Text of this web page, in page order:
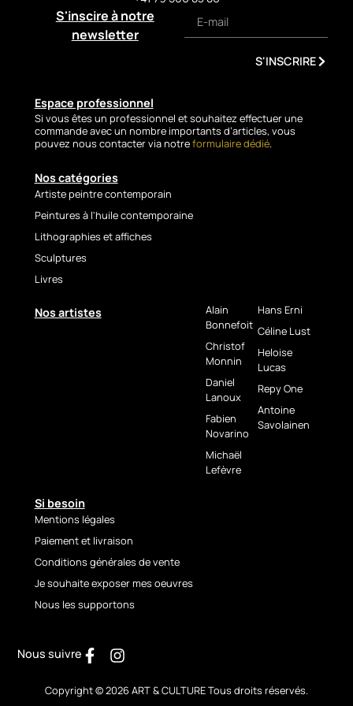
A masterful piece, both
musical and incandescent,
where the piano becomes the
beating heart of an explosion
Technical Sheet
Artist: Christof Monnin
Title:Explosive Pianist
Support: Canvas
Available formats: 92 × 73 cm
/ 116 × 89 cm
Werkpräsentation
– Explosiver
Pianist
Explosive Pianist
entführt
Christof Monnin den
Betrachter in eine wahre
Explosion aus Farbe und
Energie. In Acryl mit dem
Materie.
vibrierenden Hintergrund. Die
S'inscire à notre
newsletter
S'INSCRIRE
Nos catégories
Artiste peintre contemporain
Peintures à l'huile contemporaine
Lithographies et affiches
Sculptures
Livres
Nos artistes
Alain
Bonnefoit
Christof
Monnin
Daniel
Lanoux
Fabien
Novarino
Michaël
Lefèvre
Hans Erni
Céline Lust
Heloise
Lucas
Repy One
Antoine
Savolainen
Si besoin
Mentions légales
Paiement et livraison
Conditions générales de vente
Je souhaite exposer mes oeuvres
Nous les supportons
Espace professionnel
Si vous êtes un professionnel et souhaitez effectuer une
commande avec un nombre importants d’articles, vous
pouvez nous contacter via notreformulaire dédié.
Copyright © 2026 ART & CULTURE Tous droits réservés.
Nous suivre